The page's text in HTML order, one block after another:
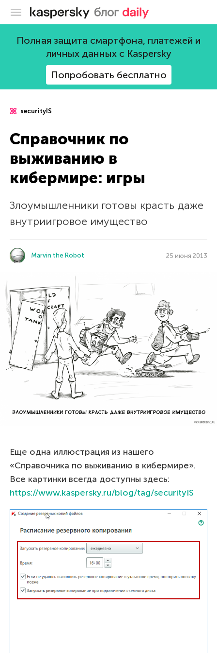
Блог Касперского
Полная защита смартфона, платежей и
личных данных с Kaspersky
Попробовать бесплатно
securityIS
Справочник по
выживанию в
кибермире: игры
Злоумышленники готовы красть даже
внутриигровое имущество
Marvin the Robot 25 июня 2013
Еще одна иллюстрация из нашего
«Справочника по выживанию в кибермире».
Все картинки всегда доступны здесь:
https://www.kaspersky.ru/blog/tag/securityIS